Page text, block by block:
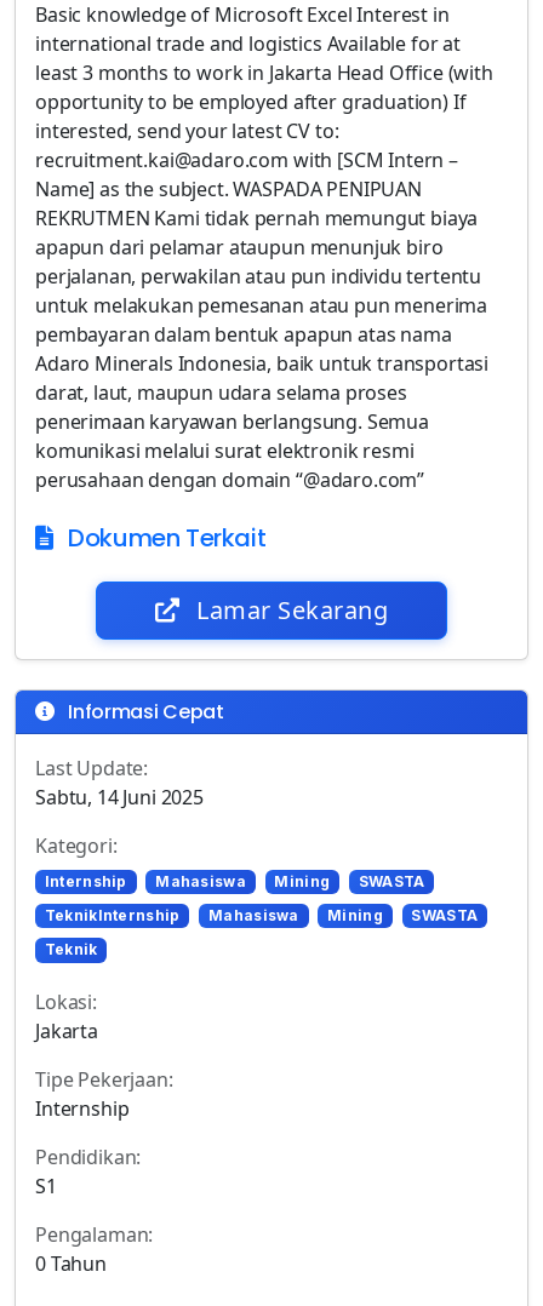
Basic knowledge of Microsoft Excel Interest in
international trade and logistics Available for at
least 3 months to work in Jakarta Head Office (with
opportunity to be employed after graduation) If
interested, send your latest CV to:
recruitment.kai@adaro.com with [SCM Intern –
Name] as the subject. WASPADA PENIPUAN
REKRUTMEN Kami tidak pernah memungut biaya
apapun dari pelamar ataupun menunjuk biro
perjalanan, perwakilan atau pun individu tertentu
untuk melakukan pemesanan atau pun menerima
pembayaran dalam bentuk apapun atas nama
Adaro Minerals Indonesia, baik untuk transportasi
darat, laut, maupun udara selama proses
penerimaan karyawan berlangsung. Semua
komunikasi melalui surat elektronik resmi
perusahaan dengan domain “@adaro.com”
Dokumen Terkait
Lamar Sekarang
Informasi Cepat
Last Update:
Sabtu, 14 Juni 2025
Kategori:
Internship Mahasiswa Mining
SWASTA
TeknikInternship
Mahasiswa Mining
SWASTA
Teknik
Lokasi:
Jakarta
Tipe Pekerjaan:
Internship
Pendidikan:
S1
Pengalaman:
0 Tahun